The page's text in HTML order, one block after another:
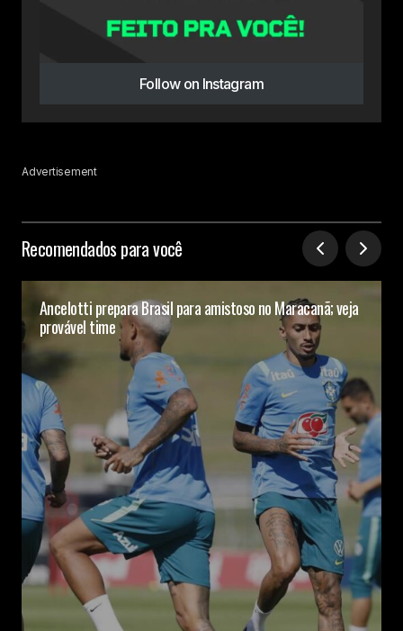
Follow on Instagram
Advertisement
Recomendados para você
Ancelotti prepara Brasil para amistoso no Maracanã; veja
provável time